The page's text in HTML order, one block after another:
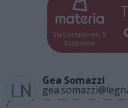
Via Confalonieri, 5
Castronno
Gea Somazzi